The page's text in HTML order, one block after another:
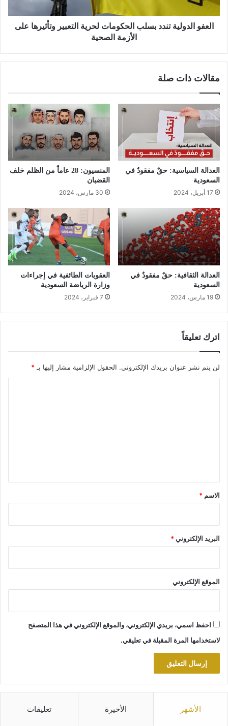
العفو الدولية تندد بسلب الحكومات لحرية التعبير وتأثيرها على
الأزمة الصحية
مقالات ذات صلة
العدالة السياسية: حقٌ مفقودٌ في
السعودية
17 أبريل، 2024
المنسيون: 28 عاماً من الظلم خلف
القضبان
30 مارس، 2024
العدالة الثقافية: حقٌ مفقودٌ في
السعودية
19 مارس، 2024
العقوبات الطائفية في إجراءات
وزارة الرياضة السعودية
7 فبراير، 2024
اترك تعليقاً
لن يتم نشر عنوان بريدك الإلكتروني. الحقول الإلزامية مشار إليها بـ*
*
الاسم *
البريد الإلكتروني*
الموقع الإلكتروني
احفظ اسمي، بريدي الإلكتروني، والموقع الإلكتروني في هذا المتصفح
لاستخدامها المرة المقبلة في تعليقي.
الأشهر الأخيرة تعليقات